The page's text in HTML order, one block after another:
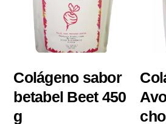
Colágeno sabor
betabel Beet 450
g